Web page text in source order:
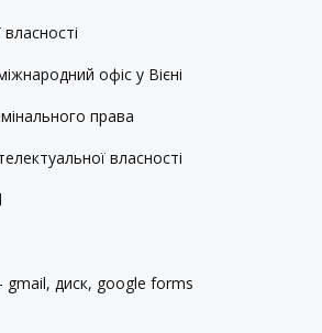
офіс у Вієні
права
власності
gmail, диск, google forms